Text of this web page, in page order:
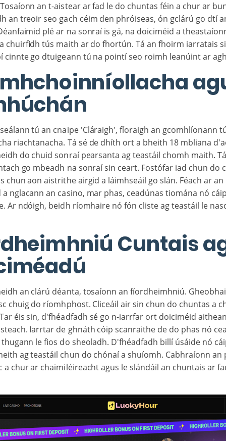
an t-aistear ar fad le do chuntas féin a chur ar
an treoir seo gach céim den phróiseas, ón gclárú go dtí
plé ar na sonraí is gá, na doiciméid a
chuirfidh tús maith ar do fhortún. Tá an fhoirm iarratais
cinnte go dtuigeann tú na pointí seo roimh leanúint ar
tú an cnaipe 'Cláraigh', fíoraigh an gcomhlíonann
riachtanacha. Tá sé de dhíth ort a bheith 18 mbliana
do chuid sonraí pearsanta ag teastáil chomh maith.
go mbeadh na sonraí sin ceart. Fostófar iad chun do
chun aon aistrithe airgid a láimhseáil go slán. Féach ar
nglacann an casino, mar phas, ceadúnas tiomána nó
Ar ndóigh, beidh ríomhaire nó fón cliste ag teastáil le
Cuntais
an clárú déanta, tosaíonn an fíordheimhniú.
chuig do ríomhphost. Cliceáil air sin chun do chuntas a
éis sin, d'fhéadfadh sé go n-iarrfar ort doiciméid
Iarrtar de ghnáth cóip scanraithe de do phas nó
le fios do sheoladh. D'fhéadfadh billí úsáide nó
ag teastáil chun do chónaí a shuíomh. Cabhraíonn an
a chur ar chaimiléireacht agus le slándáil an chuntais ar